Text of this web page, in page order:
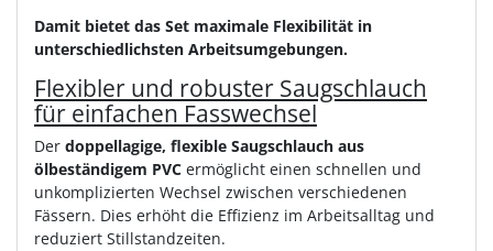
Damit bietet das Set maximale Flexibilität in
unterschiedlichsten Arbeitsumgebungen.
Flexibler und robuster Saugschlauch
für einfachen Fasswechsel
Der doppellagige, flexible Saugschlauch aus
ölbeständigem PVC ermöglicht einen schnellen und
unkomplizierten Wechsel zwischen verschiedenen
Fässern. Dies erhöht die Effizienz im Arbeitsalltag und
reduziert Stillstandzeiten.